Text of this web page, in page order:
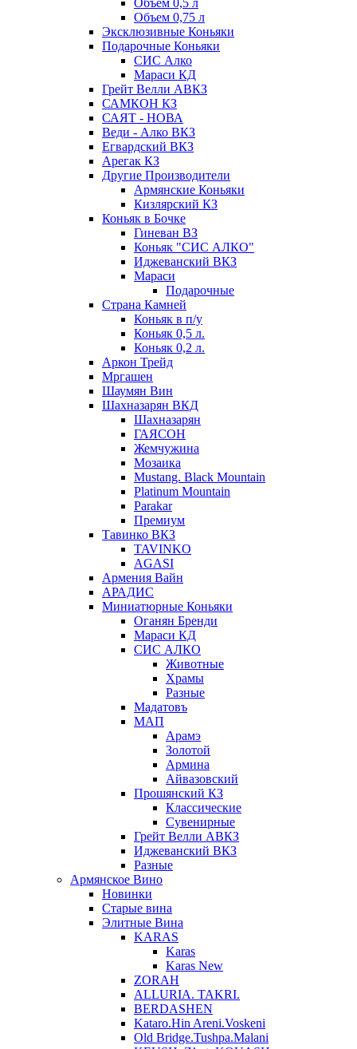
Объем 0,5 л
Объем 0,75 л
Эксклюзивные Коньяки
Подарочные Коньяки
СИС Алко
Мараси КД
Грейт Велли АВКЗ
САМКОН КЗ
САЯТ - НОВА
Веди - Алко ВКЗ
Егвардский ВКЗ
Арегак КЗ
Другие Производители
Армянские Коньяки
Кизлярский КЗ
Коньяк в Бочке
Гиневан ВЗ
Коньяк "СИС АЛКО"
Иджеванский ВКЗ
Мараси
Подарочные
Страна Камней
Коньяк в п/у
Коньяк 0,5 л.
Коньяк 0,2 л.
Аркон Трейд
Мргашен
Шаумян Вин
Шахназарян ВКД
Шахназарян
ГАЯСОН
Жемчужина
Мозаика
Mustang. Black Mountain
Platinum Mountain
Parakar
Премиум
Тавинко ВКЗ
TAVINKO
AGASI
Армения Вайн
АРАДИС
Миниатюрные Коньяки
Оганян Бренди
Мараси КД
СИС АЛКО
Животные
Храмы
Разные
Мадатовъ
МАП
Арамэ
Золотой
Армина
Айвазовский
Прошянский КЗ
Классические
Сувенирные
Грейт Велли АВКЗ
Иджеванский ВКЗ
Разные
Армянское Вино
Новинки
Старые вина
Элитные Вина
KARAS
Karas
Karas New
ZORAH
ALLURIA. TAKRI.
BERDASHEN
Kataro.Hin Areni.Voskeni
Old Bridge.Tushpa.Malani